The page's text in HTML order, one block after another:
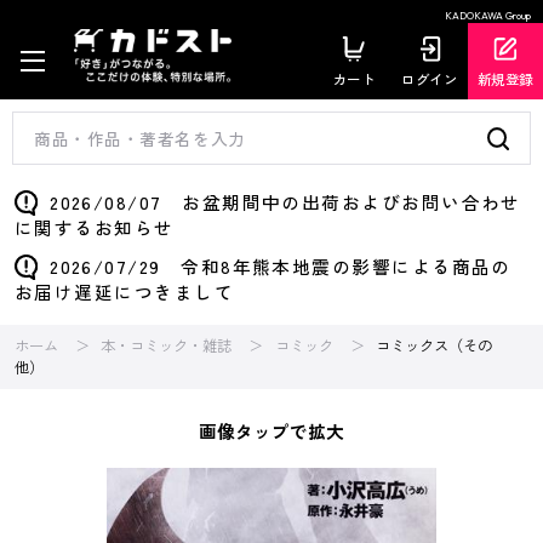
KADOKAWA Group
カート ログイン 新規登録
2026/08/07 お盆期間中の出荷およびお問い合わせ
に関するお知らせ
2026/07/29 令和8年熊本地震の影響による商品の
お届け遅延につきまして
ホーム 本・コミック・雑誌 コミック
コミックス（その
他）
画像タップで拡大